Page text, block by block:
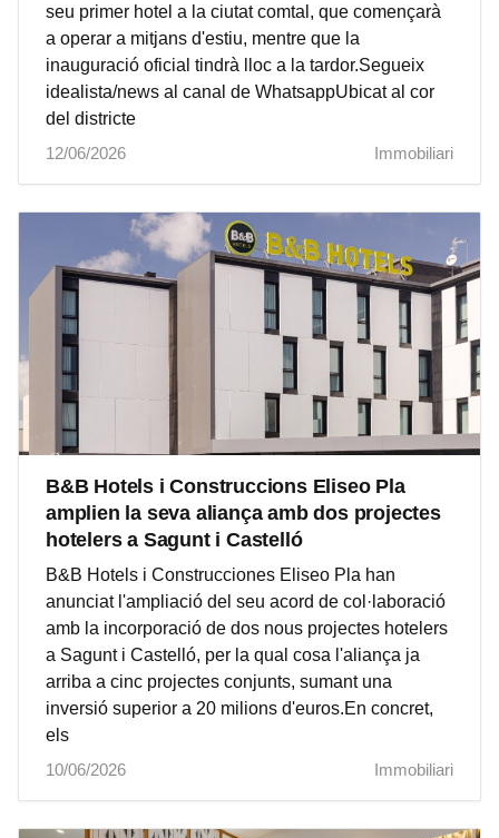
seu primer hotel a la ciutat comtal, que començarà
a operar a mitjans d'estiu, mentre que la
inauguració oficial tindrà lloc a la tardor.Segueix
idealista/news al canal de WhatsappUbicat al cor
del districte
12/06/2026
Immobiliari
B&B Hotels i Construccions Eliseo Pla
amplien la seva aliança amb dos projectes
hotelers a Sagunt i Castelló
B&B Hotels i Construcciones Eliseo Pla han
anunciat l'ampliació del seu acord de col·laboració
amb la incorporació de dos nous projectes hotelers
a Sagunt i Castelló, per la qual cosa l'aliança ja
arriba a cinc projectes conjunts, sumant una
inversió superior a 20 milions d'euros.En concret,
els
10/06/2026
Immobiliari